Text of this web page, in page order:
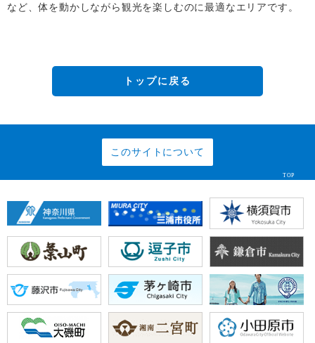
など、体を動かしながら観光を楽しむのに最適なエリアです。
トップに戻る
このサイトについて
TOP